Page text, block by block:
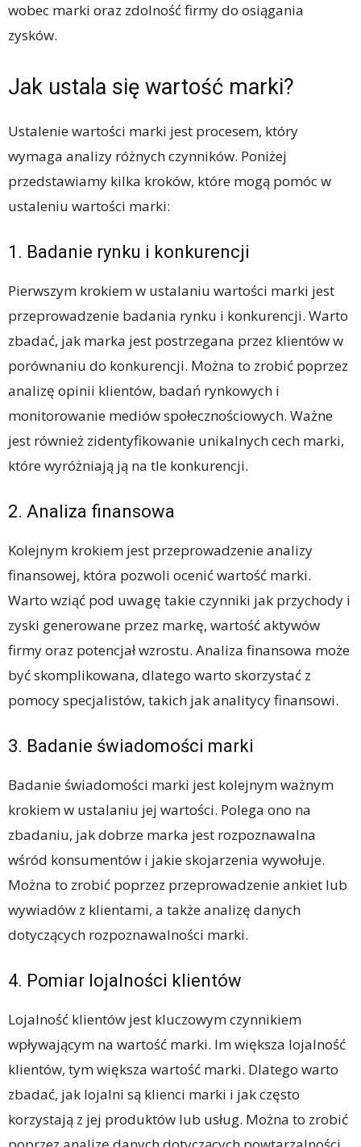
wobec marki oraz zdolność firmy do osiągania
zysków.
Jak ustala się wartość marki?
Ustalenie wartości marki jest procesem, który
wymaga analizy różnych czynników. Poniżej
przedstawiamy kilka kroków, które mogą pomóc w
ustaleniu wartości marki:
1. Badanie rynku i konkurencji
Pierwszym krokiem w ustalaniu wartości marki jest
przeprowadzenie badania rynku i konkurencji. Warto
zbadać, jak marka jest postrzegana przez klientów w
porównaniu do konkurencji. Można to zrobić poprzez
analizę opinii klientów, badań rynkowych i
monitorowanie mediów społecznościowych. Ważne
jest również zidentyfikowanie unikalnych cech marki,
które wyróżniają ją na tle konkurencji.
2. Analiza finansowa
Kolejnym krokiem jest przeprowadzenie analizy
finansowej, która pozwoli ocenić wartość marki.
Warto wziąć pod uwagę takie czynniki jak przychody i
zyski generowane przez markę, wartość aktywów
firmy oraz potencjał wzrostu. Analiza finansowa może
być skomplikowana, dlatego warto skorzystać z
pomocy specjalistów, takich jak analitycy finansowi.
3. Badanie świadomości marki
Badanie świadomości marki jest kolejnym ważnym
krokiem w ustalaniu jej wartości. Polega ono na
zbadaniu, jak dobrze marka jest rozpoznawalna
wśród konsumentów i jakie skojarzenia wywołuje.
Można to zrobić poprzez przeprowadzenie ankiet lub
wywiadów z klientami, a także analizę danych
dotyczących rozpoznawalności marki.
4. Pomiar lojalności klientów
Lojalność klientów jest kluczowym czynnikiem
wpływającym na wartość marki. Im większa lojalność
klientów, tym większa wartość marki. Dlatego warto
zbadać, jak lojalni są klienci marki i jak często
korzystają z jej produktów lub usług. Można to zrobić